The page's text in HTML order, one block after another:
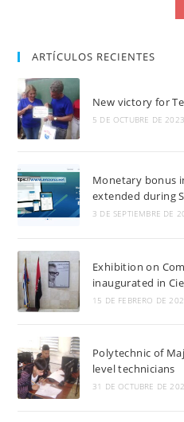
ARTÍCULOS RECIENTES
New victory for
5 DE OCTUBRE DE 2023
Monetary bonus
extended during
3 DE SEPTIEMBRE DE
Exhibition on
inaugurated in
15 DE FEBRERO DE
Polytechnic of
level technicians
31 DE OCTUBRE DE